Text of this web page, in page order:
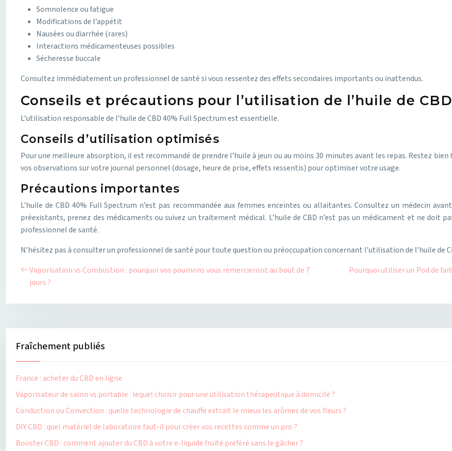
Somnolence ou fatigue
Modifications de l’appétit
Nausées ou diarrhée (rares)
Interactions médicamenteuses possibles
Sécheresse buccale
Consultez immédiatement un professionnel de santé si vous ressentez des effets secondaires importants ou inattendus.
Conseils et précautions pour l’utilisation de l’huile de
L’utilisation responsable de l’huile de CBD 40% Full Spectrum est essentielle.
Conseils d’utilisation optimisés
Pour une meilleure absorption, il est recommandé de prendre l’huile à jeun ou au moins 30 minutes avant les repas. Restez
vos observations sur votre journal personnel (dosage, heure de prise, effets ressentis) pour optimiser votre usage.
Précautions importantes
L’huile de CBD 40% Full Spectrum n’est pas recommandée aux femmes enceintes ou allaitantes. Consultez un médecin
préexistants, prenez des médicaments ou suivez un traitement médical. L’huile de CBD n’est pas un médicament et ne doit
professionnel de santé.
N’hésitez pas à consulter un professionnel de santé pour toute question ou préoccupation concernant l’utilisation de l’huile de
Vaporisation vs Combustion : pourquoi vos poumons vous remercieront au bout de 7
jours ?
Pourquoi utiliser un Pod de
Fraîchement publiés
France : acheter du CBD en ligne
Vaporisateur de salon vs portable : lequel choisir pour une utilisation thérapeutique à domicile ?
Conduction ou Convection : quelle technologie de chauffe extrait le mieux les arômes de vos fleurs ?
DIY CBD : quel matériel de laboratoire faut-il pour créer vos recettes comme un pro ?
Booster CBD : comment ajouter du CBD à votre e-liquide fruité préféré sans le gâcher ?